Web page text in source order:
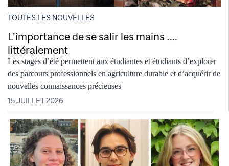
TOUTES LES NOUVELLES
L’importance de se salir les mains ….
littéralement
Les stages d’été permettent aux étudiantes et étudiants d’explorer
des parcours professionnels en agriculture durable et d’acquérir de
nouvelles connaissances précieuses
15 JUILLET 2026